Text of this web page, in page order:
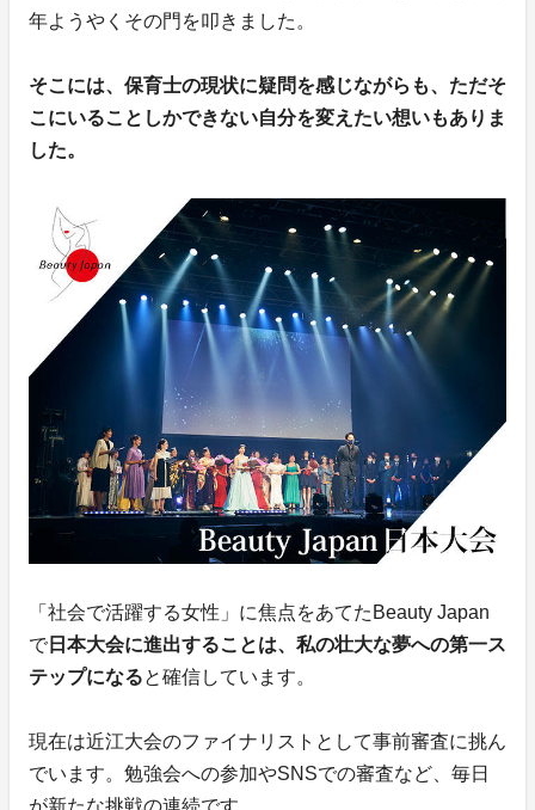
年ようやくその門を叩きました。
そこには、保育士の現状に疑問を感じながらも、ただそ
こにいることしかできない自分を変えたい想いもありま
した。
「社会で活躍する女性」に焦点をあてたBeauty Japan
で 日本大会に進出することは、私の壮大な夢への第一ス
テップになると確信しています。
現在は近江大会のファイナリストとして事前審査に挑ん
でいます。勉強会への参加やSNSでの審査など、毎日
が新たな挑戦の連続です。